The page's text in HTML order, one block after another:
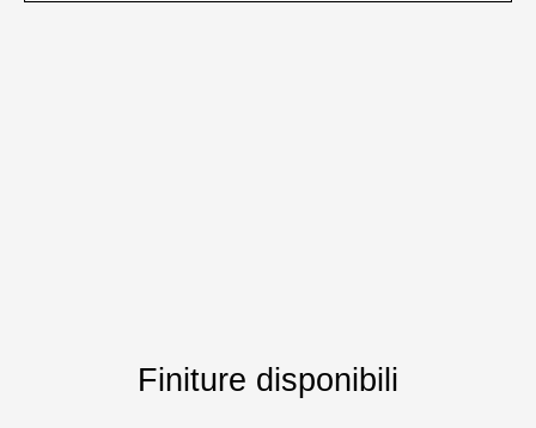
Finiture disponibili